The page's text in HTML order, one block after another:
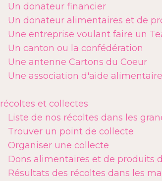
Un donateur financier
Un donateur alimentaires et de
Une entreprise voulant faire un
Un canton ou la confédération
Une antenne Cartons du Coeur
Une association d'aide alimentaire
récoltes et collectes
Liste de nos récoltes dans les
Trouver un point de collecte
Organiser une collecte
Dons alimentaires et de produits
Résultats des récoltes dans les